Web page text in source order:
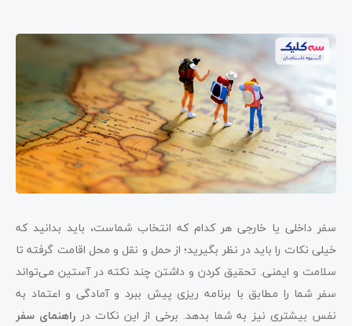
سفر داخلی یا خارجی هر کدام که انتخاب شماست، باید بدانید که
خیلی نکات را باید در نظر بگیرید؛ از حمل و نقل و محل اقامت گرفته تا
سلامت و ایمنی. تحقیق کردن و داشتن چند نکته در آستین می‌تواند
سفر شما را مطابق با برنامه ‌ریزی پیش ببرد و آمادگی و اعتماد به
نفس بیشتری نیز به شما بدهد. برخی از این نکات در راهنمای سفر